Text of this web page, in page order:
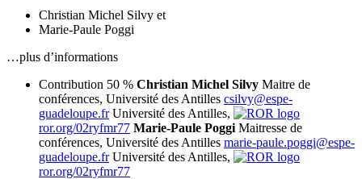
Christian Michel Silvy et
Marie-Paule Poggi
…plus d’informations
Contribution 50 % Christian Michel Silvy Maitre de
conférences, Université des Antilles csilvy@espe-
guadeloupe.fr Université des Antilles,
ror.org/02ryfmr77 Marie-Paule Poggi Maitresse de
conférences, Université des Antilles marie-paule.poggi@espe-
guadeloupe.fr Université des Antilles,
ror.org/02ryfmr77